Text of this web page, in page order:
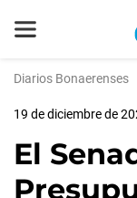
Diarios Bonaerenses
19 de diciembre de
El